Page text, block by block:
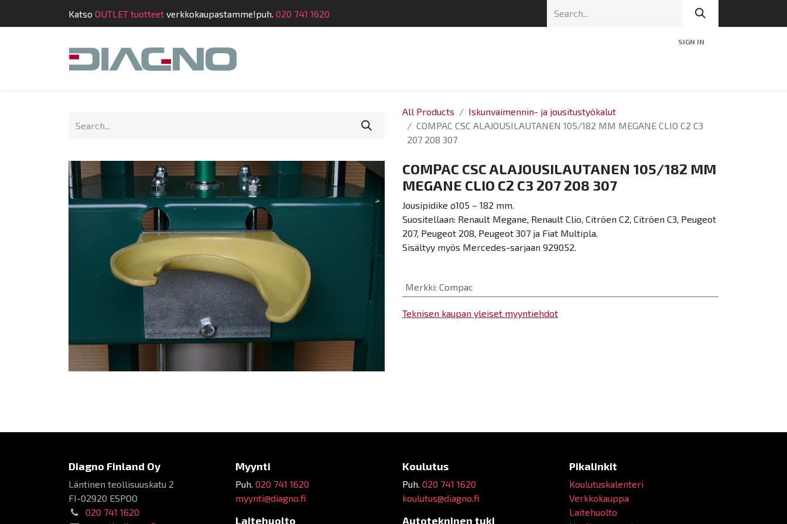
Katso OUTLET tuotteet verkkokaupastamme!puh. 020 741 1620
SIGN IN
Shop
All Products
Iskunvaimennin- ja jousitustyökalut
COMPAC CSC ALAJOUSILAUTANEN 105/182 MM MEGANE CLIO C2 C3
207 208 307
COMPAC CSC ALAJOUSILAUTANEN 105/182 MM
MEGANE CLIO C2 C3 207 208 307
Jousipidike ø105 – 182 mm.
Suositellaan: Renault Megane, Renault Clio, Citröen C2, Citröen C3, Peugeot
207, Peugeot 208, Peugeot 307 ja Fiat Multipla.
Sisältyy myös Mercedes-sarjaan 929052.
Merkki: Compac
Teknisen kaupan yleiset myyntiehdot
Diagno Finland Oy
Läntinen teollisuuskatu 2
FI-02920 ESPOO
020 741 1620
Myynti
Puh. 020 741 1620
myynti@diagno.fi
Laitehuolto
Koulutus
Puh. 020 741 1620
koulutus@diagno.fi
Autotekninen tuki
Pikalinkit
Koulutuskalenteri
Verkkokauppa
Laitehuolto